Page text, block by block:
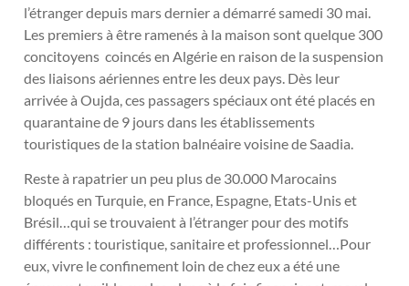
l’étranger depuis mars dernier a démarré samedi 30 mai.
Les premiers à être ramenés à la maison sont quelque 300
concitoyens coincés en Algérie en raison de la suspension
des liaisons aériennes entre les deux pays. Dès leur
arrivée à Oujda, ces passagers spéciaux ont été placés en
quarantaine de 9 jours dans les établissements
touristiques de la station balnéaire voisine de Saadia.
Reste à rapatrier un peu plus de 30.000 Marocains
bloqués en Turquie, en France, Espagne, Etats-Unis et
Brésil…qui se trouvaient à l’étranger pour des motifs
différents : touristique, sanitaire et professionnel…Pour
eux, vivre le confinement loin de chez eux a été une